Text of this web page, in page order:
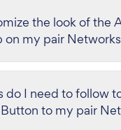
the look of the
on my pair
do I need to follow
to my pair